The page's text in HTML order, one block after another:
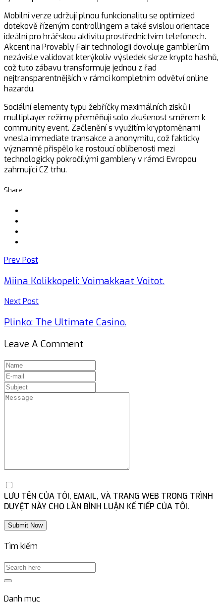
Mobilní verze udržují plnou funkcionalitu se optimized
dotekově řízeným controllingem a také svislou orientace
ideální pro hráčskou aktivitu prostřednictvím telefonech.
Akcent na Provably Fair technologii dovoluje gamblerům
nezávisle validovat kterýkoliv výsledek skrze krypto hashů,
což tuto zábavu transformuje jednou z řad
nejtransparentnějších v rámci kompletním odvětví online
hazardu.
Sociální elementy typu žebříčky maximálních zisků i
multiplayer režimy přeměňují solo zkušenost směrem k
community event. Začlenění s využitím kryptoměnami
vnesla immediate transakce a anonymitu, což fakticky
významně přispělo ke rostoucí oblíbenosti mezi
technologicky pokročilými gamblery v rámci Evropou
zahrnující CZ trhu.
Share:
Prev Post
Miina Kolikkopeli: Voimakkaat Voitot.
Next Post
Plinko: The Ultimate Casino.
Leave A Comment
LƯU TÊN CỦA TÔI, EMAIL, VÀ TRANG WEB TRONG TRÌNH
DUYỆT NÀY CHO LẦN BÌNH LUẬN KẾ TIẾP CỦA TÔI.
Submit Now
Tìm kiếm
Danh mục